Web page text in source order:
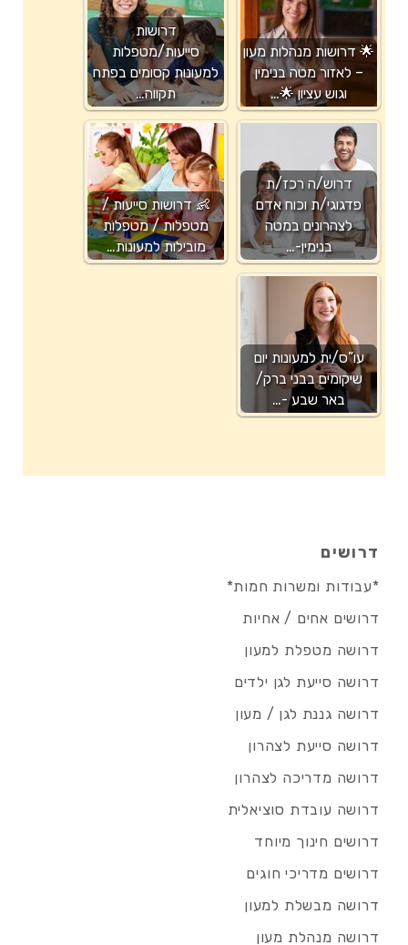
🌟 דרושות מנהלות מעון
– לאזור מטה בנימין
וגוש עציון 🌟…
דרושות
סייעות/מטפלות
למעונות קסומים בפתח
תקווה…
דרוש/ה רכז/ת
פדגוגי/ת וכוח אדם
לצהרונים במטה
בנימין-…
👶 דרושות סייעות /
מטפלות / מטפלות
מובילות למעונות…
עו”ס/ית למעונות יום
שיקומים בבני ברק/
באר שבע -…
דרושים
*עבודות ומשרות חמות*
דרושים אחים / אחיות
דרושה מטפלת למעון
דרושה סייעת לגן ילדים
דרושה גננת לגן / מעון
דרושה סייעת לצהרון
דרושה מדריכה לצהרון
דרושה עובדת סוציאלית
דרושים חינוך מיוחד
דרושים מדריכי חוגים
דרושה מבשלת למעון
דרושה מנהלת מעון